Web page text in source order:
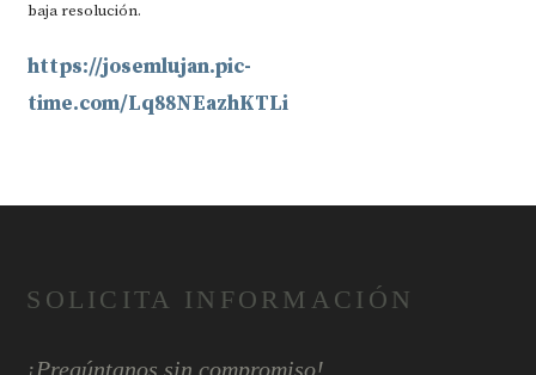
baja resolución.
https://josemlujan.pic-
time.com/Lq88NEazhKTLi
SOLICITA INFORMACIÓN
¡Pregúntanos sin compromiso!